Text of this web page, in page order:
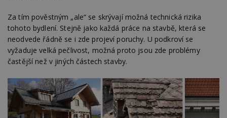
Za tím pověstným „ale“ se skrývají možná technická rizika
tohoto bydlení. Stejně jako každá práce na stavbě, která se
neodvede řádně se i zde projeví poruchy. U podkroví se
vyžaduje velká pečlivost, možná proto jsou zde problémy
častější než v jiných částech stavby.